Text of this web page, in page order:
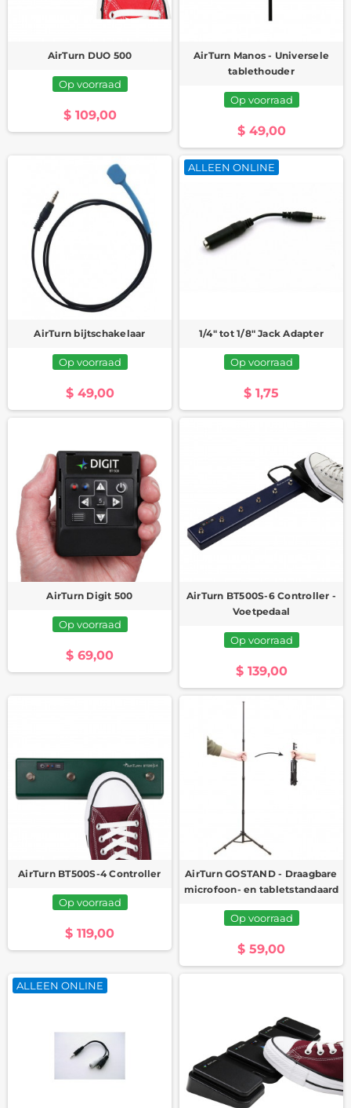
AirTurn DUO 500
Op voorraad
$ 109,00
AirTurn Manos - Universele
tablethouder
Op voorraad
$ 49,00
AirTurn bijtschakelaar
Op voorraad
$ 49,00
ALLEEN ONLINE
1/4" tot 1/8" Jack Adapter
Op voorraad
$ 1,75
AirTurn Digit 500
Op voorraad
$ 69,00
AirTurn BT500S-6 Controller -
Voetpedaal
Op voorraad
$ 139,00
AirTurn BT500S-4 Controller
Op voorraad
$ 119,00
AirTurn GOSTAND - Draagbare
microfoon- en tabletstandaard
Op voorraad
$ 59,00
ALLEEN ONLINE